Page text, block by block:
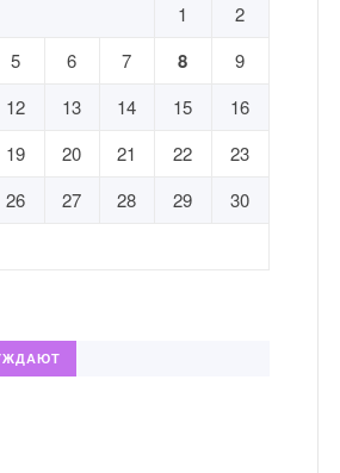
1
2
5 6 7 8
9
12 13 14 15
16
19 20 21 22
23
26 27 28 29
30